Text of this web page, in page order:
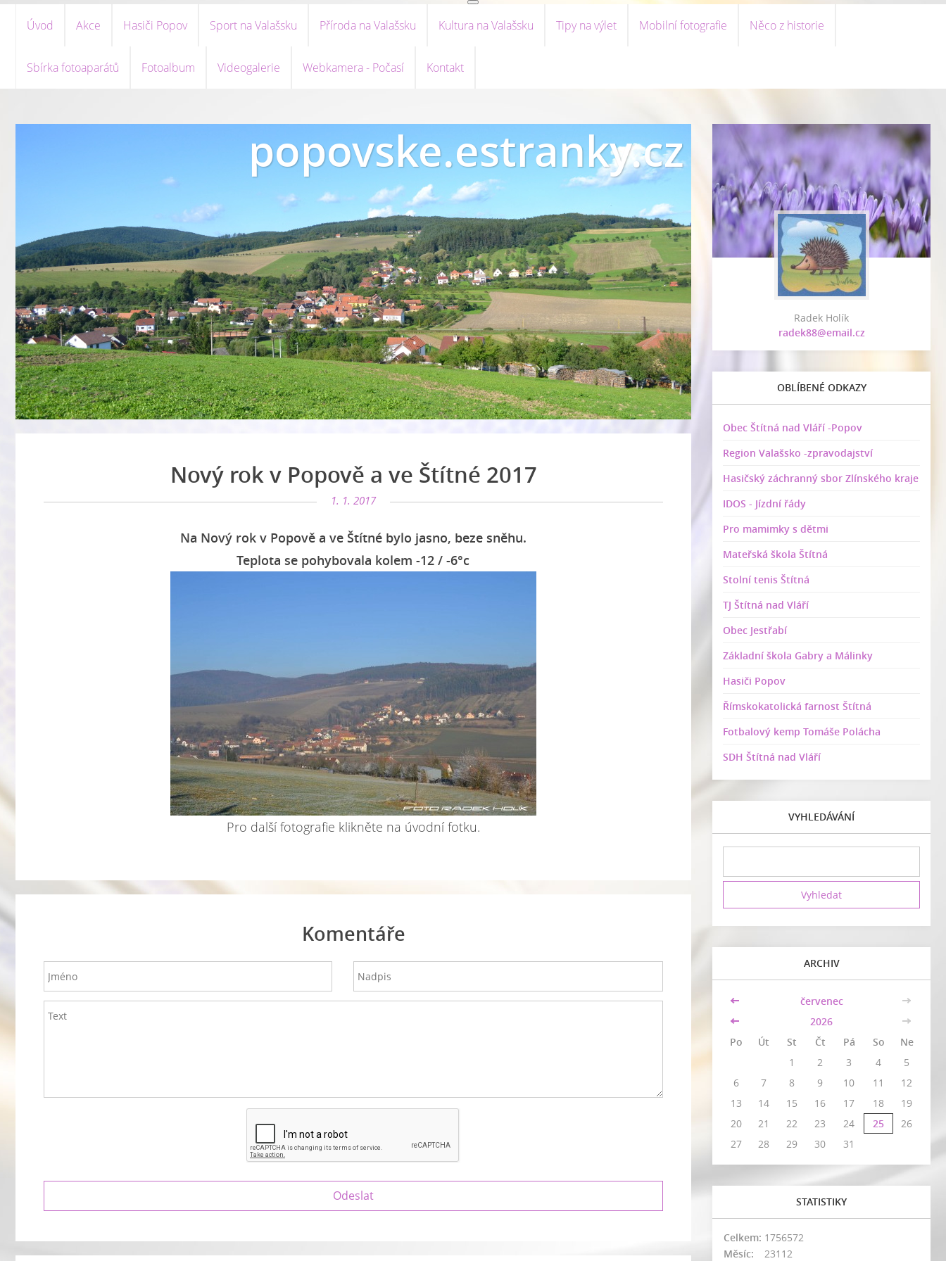
Úvod Akce Hasiči Popov Sport na Valašsku Příroda na Valašsku Kultura na Valašsku Tipy na výlet Mobilní fotografie Něco z historie
Sbírka fotoaparátů Fotoalbum Videogalerie Webkamera - Počasí Kontakt
popovske.estranky.cz
Nový rok v Popově a ve Štítné 2017
1. 1. 2017
Na Nový rok v Popově a ve Štítné bylo jasno, beze sněhu.
Teplota se pohybovala kolem -12 / -6°c
Pro další fotografie klikněte na úvodní fotku.
Komentáře
Radek Holík
radek88@email.cz
OBLÍBENÉ ODKAZY
Obec Štítná nad Vláří -Popov
Region Valašsko -zpravodajství
Hasičský záchranný sbor Zlínského kraje
IDOS - Jízdní řády
Pro mamimky s dětmi
Mateřská škola Štítná
Stolní tenis Štítná
TJ Štítná nad Vláří
Obec Jestřabí
Základní škola Gabry a Málinky
Hasiči Popov
Římskokatolická farnost Štítná
Fotbalový kemp Tomáše Polácha
SDH Štítná nad Vláří
VYHLEDÁVÁNÍ
ARCHIV
<< červenec
>>
<<
2026
>>
Po
Út St Čt Pá So
Ne
1
2 3 4
5
6
7 8 9 10 11
12
13
14 15 16 17 18
19
20
21 22 23 24 25
26
27
28 29 30 31
STATISTIKY
Celkem: 1756572
Měsíc:
23112